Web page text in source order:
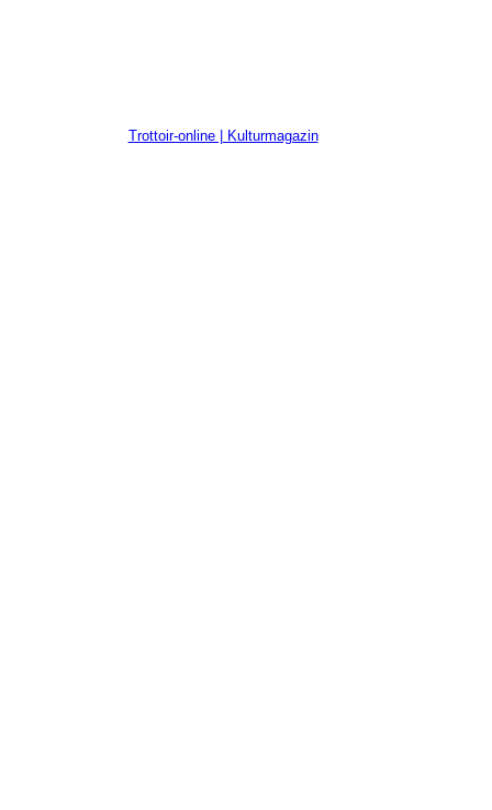
Trottoir-online | Kulturmagazin